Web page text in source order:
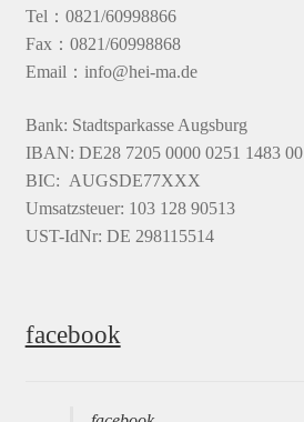
Tel：0821/60998866
Fax：0821/60998868
Email：info@hei-ma.de
Bank: Stadtsparkasse Augsburg
IBAN: DE28 7205 0000 0251 1483 00
BIC: AUGSDE77XXX
Umsatzsteuer: 103 128 90513
UST-IdNr: DE 298115514
facebook